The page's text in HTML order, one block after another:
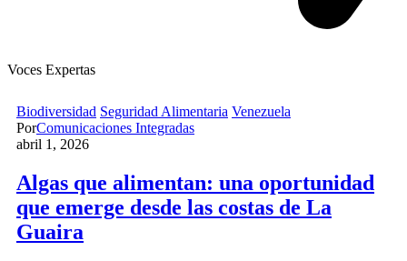
Voces Expertas
Biodiversidad Seguridad Alimentaria Venezuela
PorComunicaciones Integradas
abril 1, 2026
Algas que alimentan: una oportunidad
que emerge desde las costas de La
Guaira